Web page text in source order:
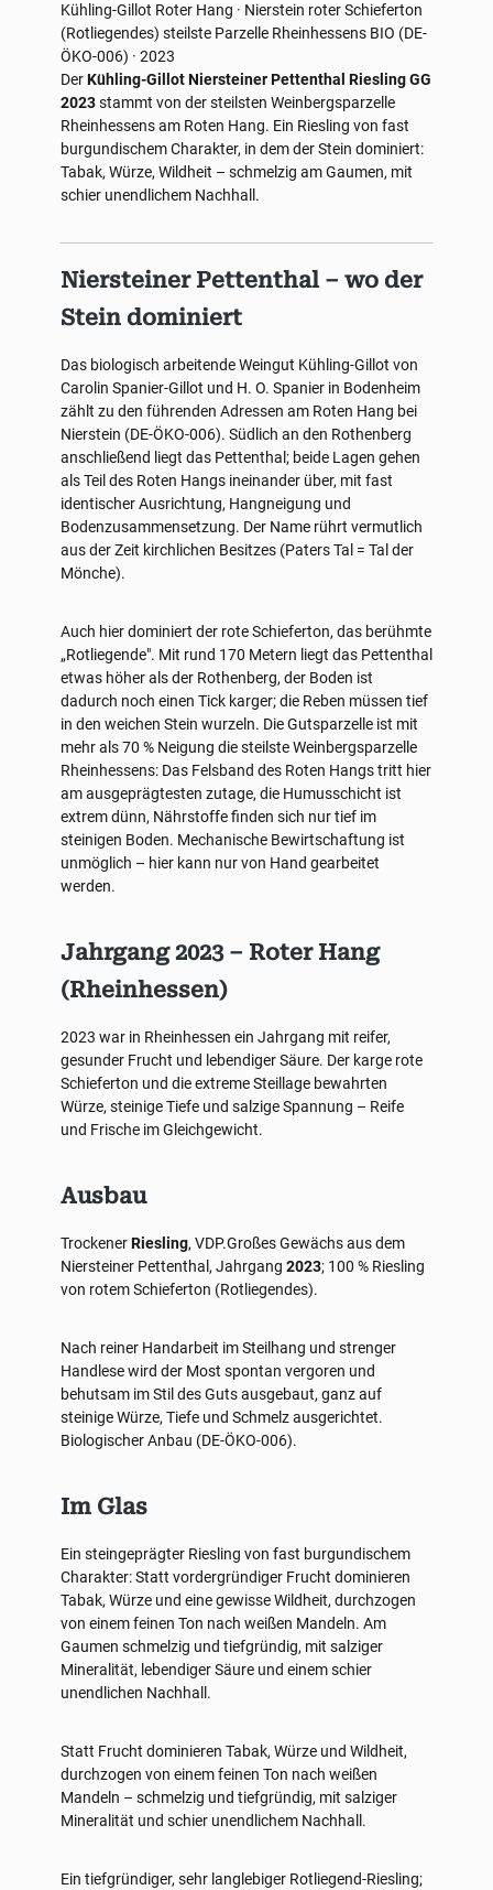
Kühling-Gillot Roter Hang · Nierstein roter Schieferton
(Rotliegendes) steilste Parzelle Rheinhessens BIO (DE-
ÖKO-006) · 2023
DerKühling-Gillot Niersteiner Pettenthal Riesling GG
2023stammt von der steilsten Weinbergsparzelle
Rheinhessens am Roten Hang. Ein Riesling von fast
burgundischem Charakter, in dem der Stein dominiert:
Tabak, Würze, Wildheit – schmelzig am Gaumen, mit
schier unendlichem Nachhall.
Niersteiner Pettenthal – wo der
Stein dominiert
Das biologisch arbeitende Weingut Kühling-Gillot von
Carolin Spanier-Gillot und H. O. Spanier in Bodenheim
zählt zu den führenden Adressen am Roten Hang bei
Nierstein (DE-ÖKO-006). Südlich an den Rothenberg
anschließend liegt das Pettenthal; beide Lagen gehen
als Teil des Roten Hangs ineinander über, mit fast
identischer Ausrichtung, Hangneigung und
Bodenzusammensetzung. Der Name rührt vermutlich
aus der Zeit kirchlichen Besitzes (Paters Tal = Tal der
Mönche).
Auch hier dominiert der rote Schieferton, das berühmte
„Rotliegende". Mit rund 170 Metern liegt das Pettenthal
etwas höher als der Rothenberg, der Boden ist
dadurch noch einen Tick karger; die Reben müssen tief
in den weichen Stein wurzeln. Die Gutsparzelle ist mit
mehr als 70 % Neigung die steilste Weinbergsparzelle
Rheinhessens: Das Felsband des Roten Hangs tritt hier
am ausgeprägtesten zutage, die Humusschicht ist
extrem dünn, Nährstoffe finden sich nur tief im
steinigen Boden. Mechanische Bewirtschaftung ist
unmöglich – hier kann nur von Hand gearbeitet
werden.
Jahrgang 2023 – Roter Hang
(Rheinhessen)
2023 war in Rheinhessen ein Jahrgang mit reifer,
gesunder Frucht und lebendiger Säure. Der karge rote
Schieferton und die extreme Steillage bewahrten
Würze, steinige Tiefe und salzige Spannung – Reife
und Frische im Gleichgewicht.
Ausbau
TrockenerRiesling, VDP.Großes Gewächs aus dem
Niersteiner Pettenthal, Jahrgang 2023; 100 % Riesling
von rotem Schieferton (Rotliegendes).
Nach reiner Handarbeit im Steilhang und strenger
Handlese wird der Most spontan vergoren und
behutsam im Stil des Guts ausgebaut, ganz auf
steinige Würze, Tiefe und Schmelz ausgerichtet.
Biologischer Anbau (DE-ÖKO-006).
Im Glas
Ein steingeprägter Riesling von fast burgundischem
Charakter: Statt vordergründiger Frucht dominieren
Tabak, Würze und eine gewisse Wildheit, durchzogen
von einem feinen Ton nach weißen Mandeln. Am
Gaumen schmelzig und tiefgründig, mit salziger
Mineralität, lebendiger Säure und einem schier
unendlichen Nachhall.
Statt Frucht dominieren Tabak, Würze und Wildheit,
durchzogen von einem feinen Ton nach weißen
Mandeln – schmelzig und tiefgründig, mit salziger
Mineralität und schier unendlichem Nachhall.
Ein tiefgründiger, sehr langlebiger Rotliegend-Riesling;